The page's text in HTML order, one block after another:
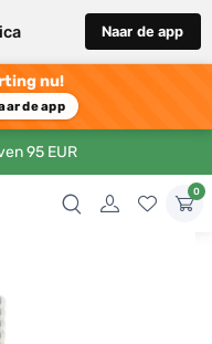
Naar de app
nu!
de app
95 EUR
0